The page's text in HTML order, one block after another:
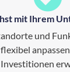
mit Ihrem
und
Investitionen